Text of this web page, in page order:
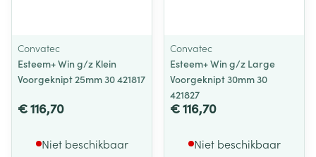
Convatec
Esteem+ Win g/z Klein
Voorgeknipt 25mm 30 421817
€ 116,70
Niet beschikbaar
Convatec
Esteem+ Win g/z Large
Voorgeknipt 30mm 30
421827
€ 116,70
Niet beschikbaar